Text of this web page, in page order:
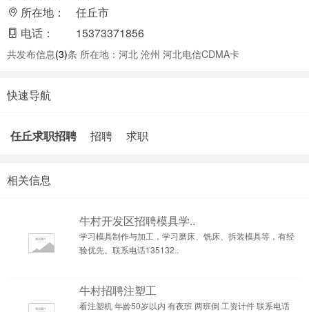
所在地：
任丘市
电话：
15373371856
共发布信息(3)条 所在地：河北 沧州 河北电信CDMA卡
快速导航
任丘求职招聘 招聘 求职
相关信息
牛村开发区招聘模具学..
学习模具制作与加工，学习磨床、铣床、拆装模具等，有经
验优先。联系电话135132..
牛村招聘注塑工
看注塑机 年龄50岁以内 有夜班 两班倒 工资计件 联系电话